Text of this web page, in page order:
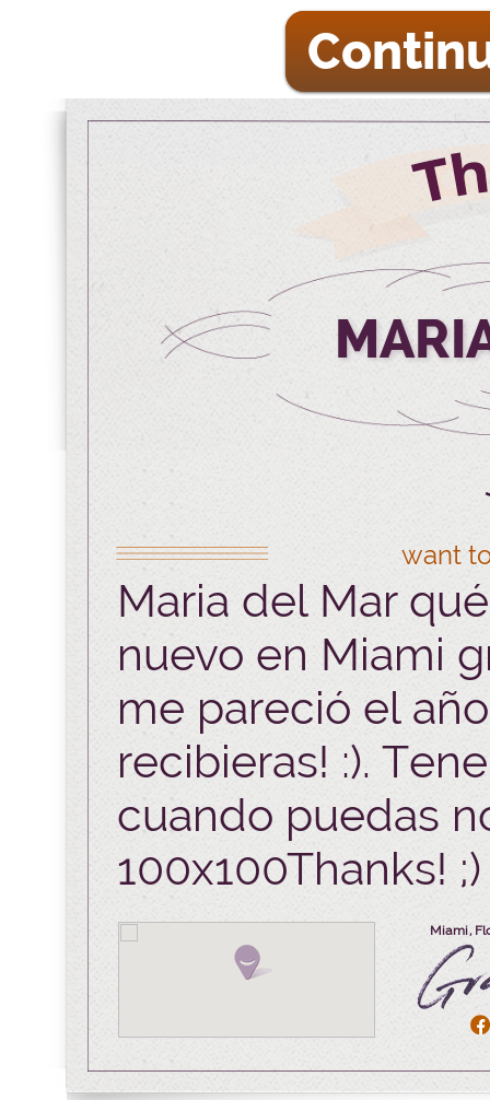
want
Maria del Mar
nuevo en Miami
me pareció el
recibieras! :).
cuando puedas
100x100Thanks! ;)
Miami,